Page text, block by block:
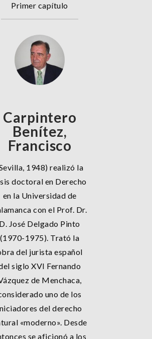
Primer capítulo
Carpintero
Benítez,
Francisco
1948) realizó la
doctoral en Derecho
en la Universidad de
con el Prof. Dr.
D. José Delgado Pinto
(1970-1975). Trató la
del jurista español
siglo XVI Fernando
de Menchaca,
uno de los
del derecho
«moderno». Desde
se aficionó a los